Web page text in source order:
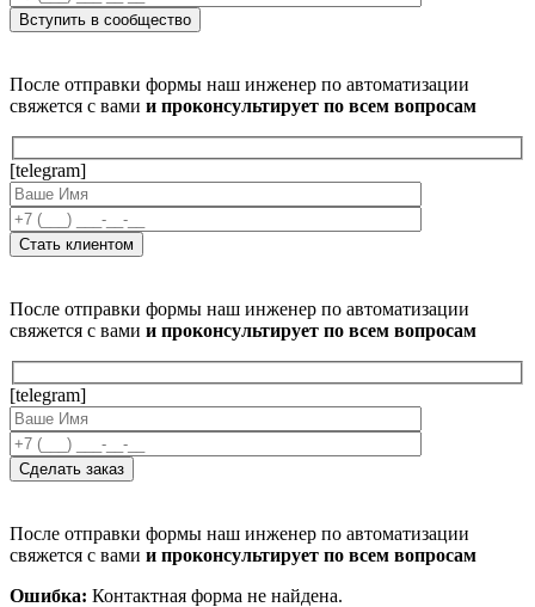
После отправки формы наш инженер по автоматизации
свяжется с вами и проконсультирует по всем вопросам
[telegram]
После отправки формы наш инженер по автоматизации
свяжется с вами и проконсультирует по всем вопросам
[telegram]
После отправки формы наш инженер по автоматизации
свяжется с вами и проконсультирует по всем вопросам
Ошибка: Контактная форма не найдена.